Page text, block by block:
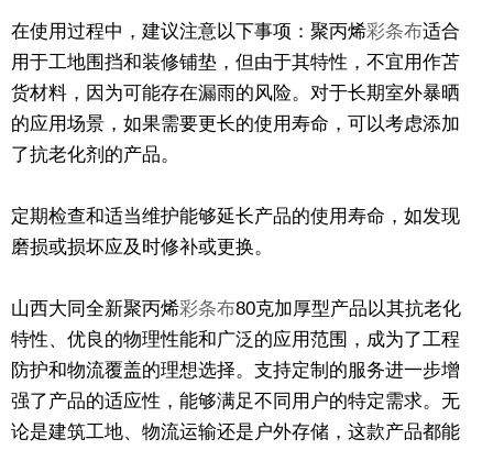
在使用过程中，建议注意以下事项：聚丙烯彩条布适合
用于工地围挡和装修铺垫，但由于其特性，不宜用作苫
货材料，因为可能存在漏雨的风险。对于长期室外暴晒
的应用场景，如果需要更长的使用寿命，可以考虑添加
了抗老化剂的产品。
定期检查和适当维护能够延长产品的使用寿命，如发现
磨损或损坏应及时修补或更换。
山西大同全新聚丙烯彩条布80克加厚型产品以其抗老化
特性、优良的物理性能和广泛的应用范围，成为了工程
防护和物流覆盖的理想选择。支持定制的服务进一步增
强了产品的适应性，能够满足不同用户的特定需求。无
论是建筑工地、物流运输还是户外存储，这款产品都能